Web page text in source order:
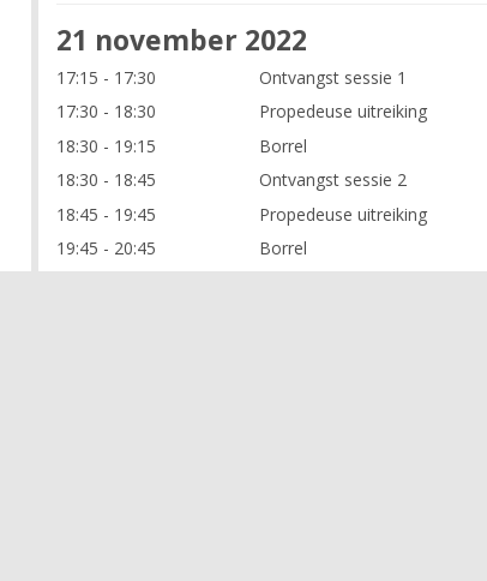
21 november 2022
17:15 - 17:30
Ontvangst sessie 1
17:30 - 18:30
Propedeuse uitreiking
18:30 - 19:15
Borrel
18:30 - 18:45
Ontvangst sessie 2
18:45 - 19:45
Propedeuse uitreiking
19:45 - 20:45
Borrel